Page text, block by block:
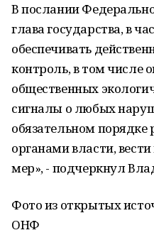
В послании
глава государства, в
обеспечивать
контроль, в том числе
общественных
сигналы о любых
обязательном порядке
органами власти,
мер», - подчеркнул
Фото из открытых
ОНФ